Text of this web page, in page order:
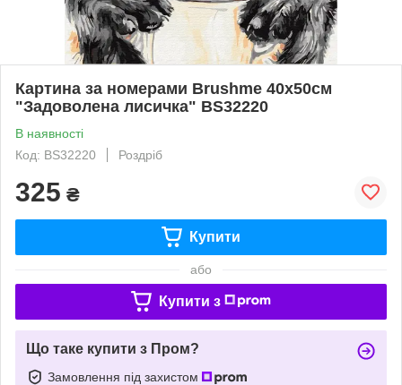
Картина за номерами Brushme 40x50см
"Задоволена лисичка" BS32220
В наявності
Код: BS32220
Роздріб
325 ₴
Купити
або
Купити з
Що таке купити з Пром?
Замовлення під захистом